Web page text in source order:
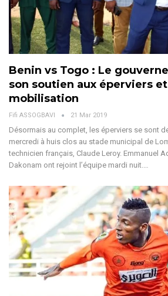
Benin vs Togo : Le
son soutien aux éperviers
mobilisation
Fifi ASSOGBAVI 21 Mar 2019
Désormais au complet, les éperviers se sont
mercredi à huis clos au stade municipal de
technicien français, Claude Leroy. Emmanuel
Dakonam ont rejoint l’équipe mardi nuit.…